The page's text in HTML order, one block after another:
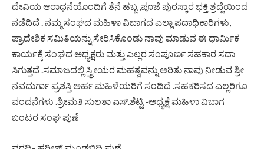
ದೇವಿಯ ಆರಾಧನೆಯೊಂದಿಗೆ ತೆನೆ ಹಬ್ಬ ,ಪೂಜೆ ಪುರಸ್ಕಾರ ಭಕ್ತಿ ಶ್ರದ್ದೆಯಿಂದ
ನಡೆದಿದೆ . ನಮ್ಮ ಸಂಘದ ಮಹಿಳಾ ವಿಬಾಗದ ಎಲ್ಲಾ ಪದಾಧಿಕಾರಿಗಳು,
ಪ್ರಾದೇಶಿಕ ಸಮಿತಿಯನ್ನು ಸೇರಿಸಿಕೊಂಡು ನಾವು ಮಾಡುವ ಈ ಧಾರ್ಮಿಕ
ಕಾರ್ಯಕ್ಕೆ ಸಂಘದ ಅಧ್ಯಕ್ಷರು ಮತ್ತು ಎಲ್ಲರ ಸಂಪೂರ್ಣ ಸಹಕಾರ ಸದಾ
ಸಿಗುತ್ತದೆ .ಸಮಾಜದಲ್ಲಿ ಸ್ತ್ರೀಯರ ಮಹತ್ವವನ್ನು ಅರಿತು ನಾವು ನೀಡುವ ಶ್ರೀ
ನವದುರ್ಗಾ ಪ್ರಶಸ್ತಿ ಅರ್ಹ ಮಹಿಳೆಯರಿಗೆ ಸಂದಿದೆ .ಸಹಕರಿಸದ ಎಲ್ಲರಿಗೂ
ವಂದನೆಗಳು .ಶ್ರೀಮತಿ ಸುಲತಾ ಎಸ್.ಶೆಟ್ಟಿ -ಅಧ್ಯಕ್ಷೆ ಮಹಿಳಾ ವಿಬಾಗ
ಬಂಟರ ಸಂಘ ಪುಣೆ